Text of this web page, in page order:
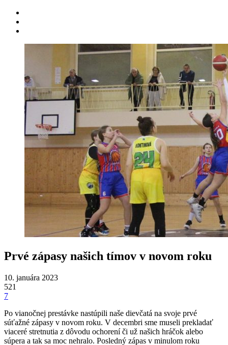
Prvé zápasy našich tímov v novom roku
10. januára 2023
521
7
Po vianočnej prestávke nastúpili naše dievčatá na svoje prvé
súťažné zápasy v novom roku. V decembri sme museli prekladať
viaceré stretnutia z dôvodu ochorení či už našich hráčok alebo
súpera a tak sa moc nehralo. Posledný zápas v minulom roku